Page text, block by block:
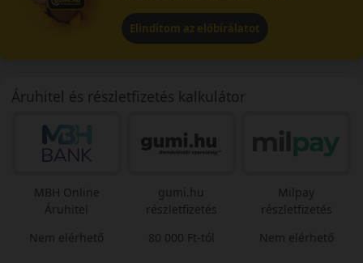
Elindítom az előbírálatot
Áruhitel és részletfizetés kalkulátor
MBH Online
Áruhitel
Nem elérhető
gumi.hu
részletfizetés
80 000 Ft-tól
Milpay
részletfizetés
Nem elérhető